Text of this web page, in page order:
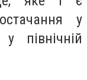
у
північній